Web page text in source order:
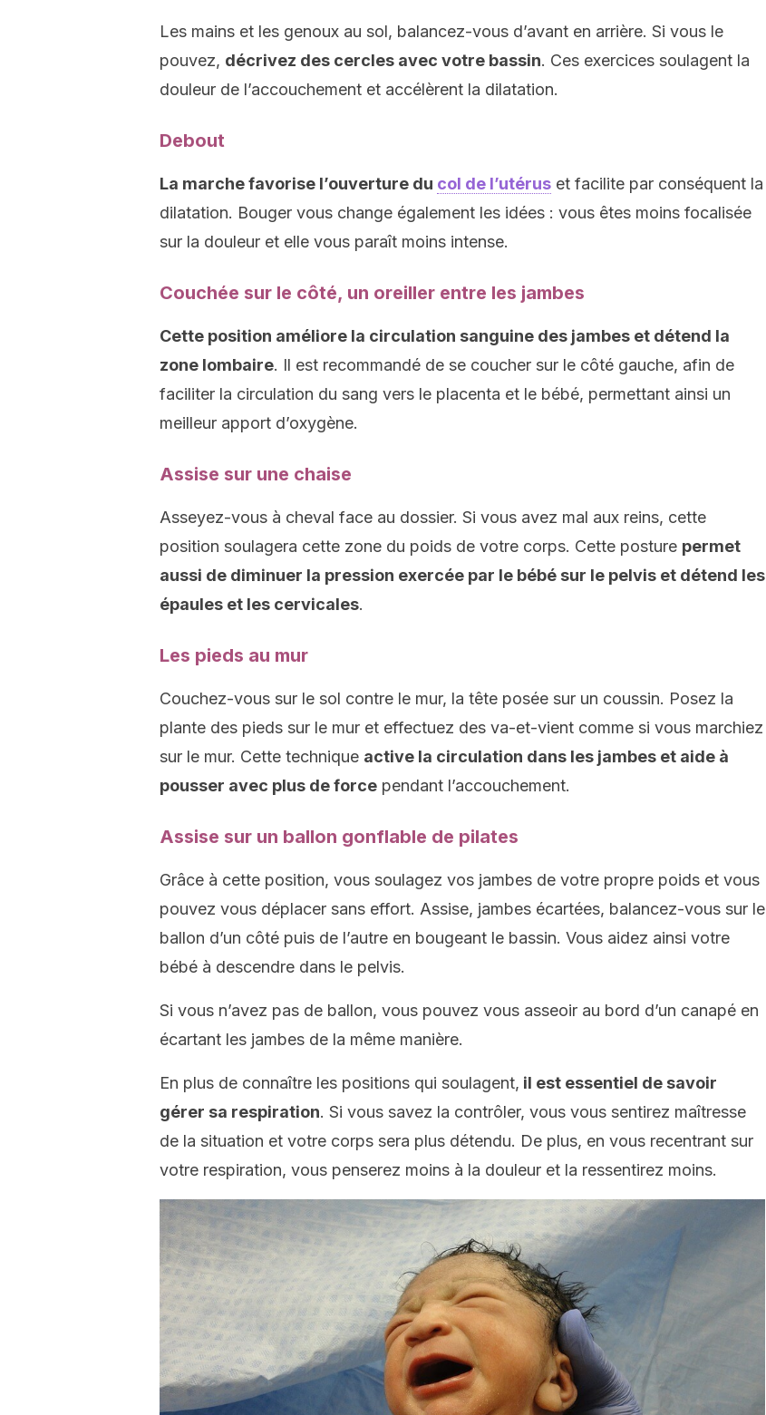
Les mains et les genoux au sol, balancez-vous d’avant en arrière. Si vous le
pouvez, décrivez des cercles avec votre bassin. Ces exercices soulagent la
douleur de l’accouchement et accélèrent la dilatation.
Debout
La marche favorise l’ouverture du col de l’utérus et facilite par conséquent la
dilatation. Bouger vous change également les idées : vous êtes moins focalisée
sur la douleur et elle vous paraît moins intense.
Couchée sur le côté, un oreiller entre les jambes
Cette position améliore la circulation sanguine des jambes et détend la
zone lombaire. Il est recommandé de se coucher sur le côté gauche, afin de
faciliter la circulation du sang vers le placenta et le bébé, permettant ainsi un
meilleur apport d’oxygène.
Assise sur une chaise
Asseyez-vous à cheval face au dossier. Si vous avez mal aux reins, cette
position soulagera cette zone du poids de votre corps. Cette posture permet
aussi de diminuer la pression exercée par le bébé sur le pelvis et détend les
épaules et les cervicales.
Les pieds au mur
Couchez-vous sur le sol contre le mur, la tête posée sur un coussin. Posez la
plante des pieds sur le mur et effectuez des va-et-vient comme si vous marchiez
sur le mur. Cette technique active la circulation dans les jambes et aide à
pousser avec plus de force pendant l’accouchement.
Assise sur un ballon gonflable de pilates
Grâce à cette position, vous soulagez vos jambes de votre propre poids et vous
pouvez vous déplacer sans effort. Assise, jambes écartées, balancez-vous sur le
ballon d’un côté puis de l’autre en bougeant le bassin. Vous aidez ainsi votre
bébé à descendre dans le pelvis.
Si vous n’avez pas de ballon, vous pouvez vous asseoir au bord d’un canapé en
écartant les jambes de la même manière.
En plus de connaître les positions qui soulagent, il est essentiel de savoir
gérer sa respiration. Si vous savez la contrôler, vous vous sentirez maîtresse
de la situation et votre corps sera plus détendu. De plus, en vous recentrant sur
votre respiration, vous penserez moins à la douleur et la ressentirez moins.